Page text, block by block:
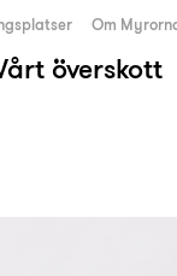
överskott
Om